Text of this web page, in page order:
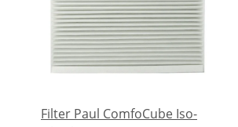
Filter Paul ComfoCube Iso-